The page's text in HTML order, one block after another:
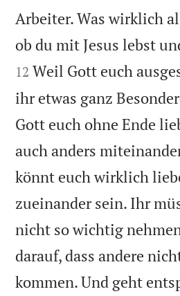
Arbeiter. Was wirklich
ob du mit Jesus lebst
12 Weil Gott euch
ihr etwas ganz
Gott euch ohne Ende
auch anders
könnt euch wirklich
zueinander sein. Ihr
nicht so wichtig
darauf, dass andere
kommen. Und geht